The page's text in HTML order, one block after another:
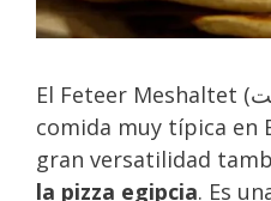
El Feteer Meshaltet (فطير مشلتت) es una
comida muy típica en
gran versatilidad
la pizza egipcia. Es